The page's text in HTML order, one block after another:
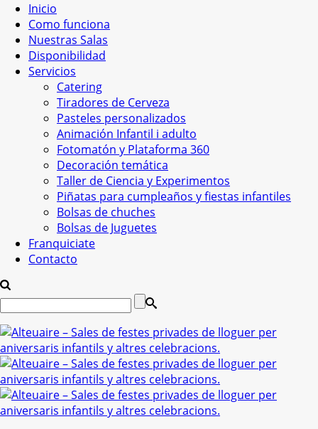
Inicio
Como funciona
Nuestras Salas
Disponibilidad
Servicios
Catering
Tiradores de Cerveza
Pasteles personalizados
Animación Infantil i adulto
Fotomatón y Plataforma 360
Decoración temática
Taller de Ciencia y Experimentos
Piñatas para cumpleaños y fiestas infantiles
Bolsas de chuches
Bolsas de Juguetes
Franquiciate
Contacto